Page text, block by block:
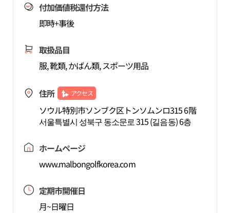
付加価値税還付方法
即時+事後
取扱品目
服, 靴類, かばん類, スポーツ用品
住所 アクセス
ソウル特別市ソンブク区トンソムンロ315 6階
서울특별시 성북구 동소문로 315 (길음동) 6층
ホームページ
www.malbongolfkorea.com
定期市開催日
月~日曜日